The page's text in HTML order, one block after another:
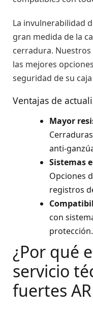
La invulnerabilidad
gran medida de la
cerradura.
las mejores
seguridad de su
Ventajas de
Mayor
anti-
Sistemas
Opciones
registros
con
protección.
¿Por qué
servicio
fuertes